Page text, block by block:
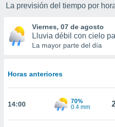
calidad.
las
La previsión del tiempo por
Viernes, 07 de agosto
Lluvia débil con cielo
La mayor parte del día
Horas anteriores
14:00
70%
0.4 mm